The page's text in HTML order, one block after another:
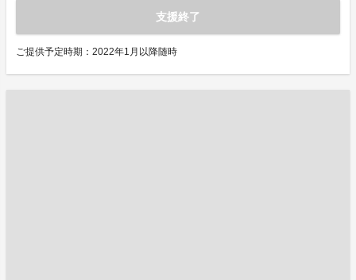
支援終了
ご提供予定時期：2022年1月以降随時